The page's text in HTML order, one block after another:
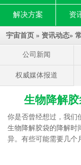
解决方案 资
宇宙首页 » 资讯动态»
公司新闻
权威媒体报道
生物降解
你是否曾经想过，我们
生物降解胶袋的降解时
异。有些可能需要几个